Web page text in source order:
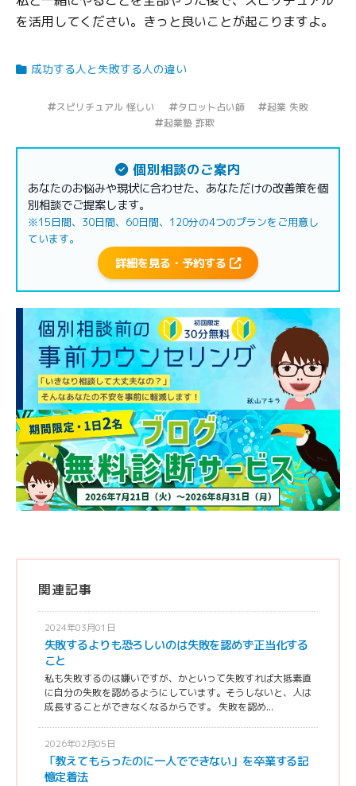
を活用してください。きっと良いことが起こりますよ。
成功する人と失敗する人の違い
スピリチュアル 怪しい タロット占い師
起業 失敗
起業塾 詐欺
個別相談のご案内
あなたのお悩みや現状に合わせた、あなただけの改善策を個
別相談でご提案します。
※15日間、30日間、60日間、120分の4つのプランをご用意し
ています。
詳細を見る・予約する
関連記事
2024年03月01日
失敗するよりも恐ろしいのは失敗を認めず正当化する
こと
私も失敗するのは嫌いですが、かといって失敗すれば大抵素直
に自分の失敗を認めるようにしています。そうしないと、人は
成長することができなくなるからです。 失敗を認め...
2026年02月05日
「教えてもらったのに一人でできない」を卒業する記
憶定着法